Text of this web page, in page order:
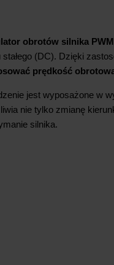
obrotów silnika PWM
stałego (DC). Dzięki
prędkość
jest wyposażone w
nie tylko zmianę
silnika.